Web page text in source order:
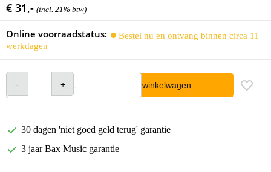
€ 31,- (incl. 21% btw)
Online voorraadstatus:
Bestel nu en ontvang binnen circa 11
werkdagen
In winkelwagen
30 dagen 'niet goed geld terug' garantie
3 jaar Bax Music garantie